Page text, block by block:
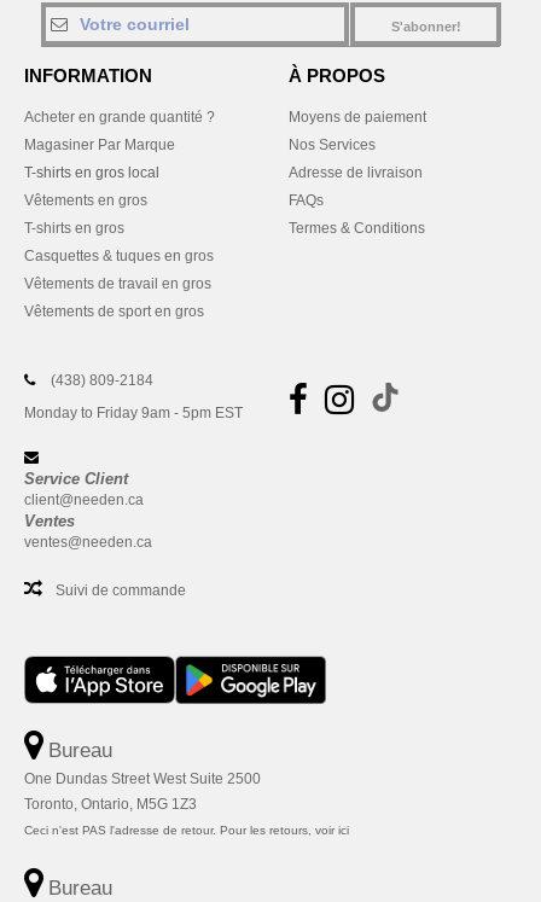
S'abonner!
INFORMATION
Acheter en grande quantité ?
Magasiner Par Marque
T-shirts en gros local
Vêtements en gros
T-shirts en gros
Casquettes & tuques en gros
Vêtements de travail en gros
Vêtements de sport en gros
À PROPOS
Moyens de paiement
Nos Services
Adresse de livraison
FAQs
Termes & Conditions
(438) 809-2184
Monday to Friday 9am - 5pm EST
Service Client
client@needen.ca
Ventes
ventes@needen.ca
Suivi de commande
Bureau
One Dundas Street West Suite 2500
Toronto, Ontario, M5G 1Z3
Ceci n'est PAS l'adresse de retour. Pour les retours, voir ici
Bureau